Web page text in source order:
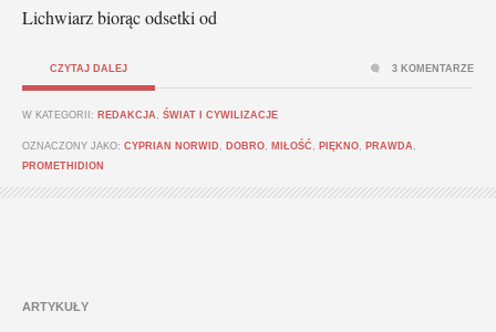
Lichwiarz biorąc odsetki od
CZYTAJ DALEJ
W KATEGORII: REDAKCJA ŚWIAT I CYWILIZACJE
OZNACZONY JAKO: CYPRIAN NORWID DOBRO MIŁOŚĆ PIĘKNO PRAWDA
PROMETHIDION
3 KOMENTARZE
ARTYKUŁY